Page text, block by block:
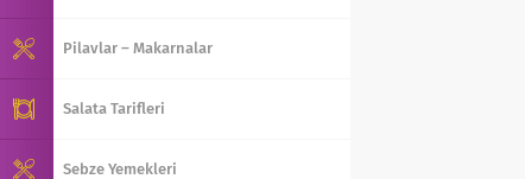
Pilavlar – Makarnalar
Salata Tarifleri
Sebze Yemekleri